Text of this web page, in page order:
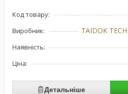
Код товару:
Виробник: TAIDOK
Наявність:
Ціна:
Детальніше